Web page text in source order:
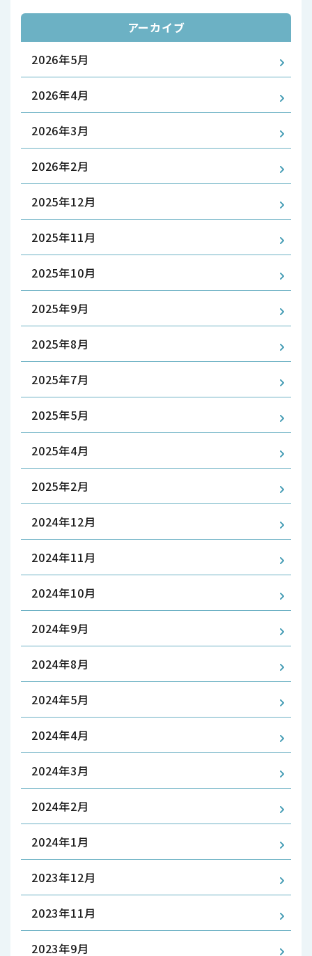
アーカイブ
2026年5月
2026年4月
2026年3月
2026年2月
2025年12月
2025年11月
2025年10月
2025年9月
2025年8月
2025年7月
2025年5月
2025年4月
2025年2月
2024年12月
2024年11月
2024年10月
2024年9月
2024年8月
2024年5月
2024年4月
2024年3月
2024年2月
2024年1月
2023年12月
2023年11月
2023年9月